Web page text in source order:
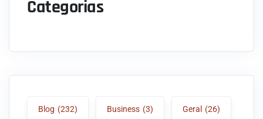
Categorias
Blog (232) Business (3) Geral (26)